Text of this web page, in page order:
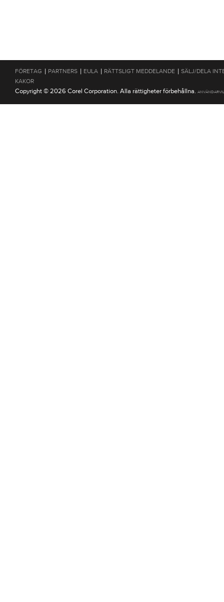
FÖRETAG | PARTNERS | EULA | RÄTTSLIGT MEDDELANDE | SÄLJ/DELA
KAKOR
Copyright © 2026 Corel Corporation. Alla rättigheter förbehållna.